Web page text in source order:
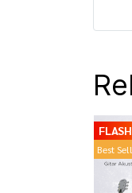
FLASH
Best